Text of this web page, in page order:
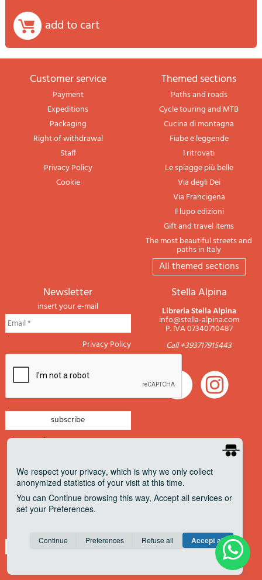
add to cart
Customer service
Payment
Expeditions
Packaging
Right of withdrawal
Staff
Privacy Policy
Cookie
themed sections
Paths and roads
Cycle touring and MTB
Cucina di montagna
Fiabe e leggende
I ritrovati
Le spiagge più belle
Via degli Dei
Via Francigena
Il lupo edizioni
Gift and travel items
The most beautiful streets and
paths in Italy
All themed sections
newsletter
insert your e-mail
Privacy Policy
newsletter travels
newsletter military
Stella Alpina
Libreria Stella Alpina
info@stella-alpina.com
P. IVA 07340710487
Call +393717915443
We respect your privacy, which is why we only collect
anonymized statistics of your visit at this time.
You can Continue browsing this way, Accept all services or
set your Preferences.
Consent cookie learn more
Share on Facebook about
Continue Preferences Refuse all Accept all
Anonymous Invisible Save